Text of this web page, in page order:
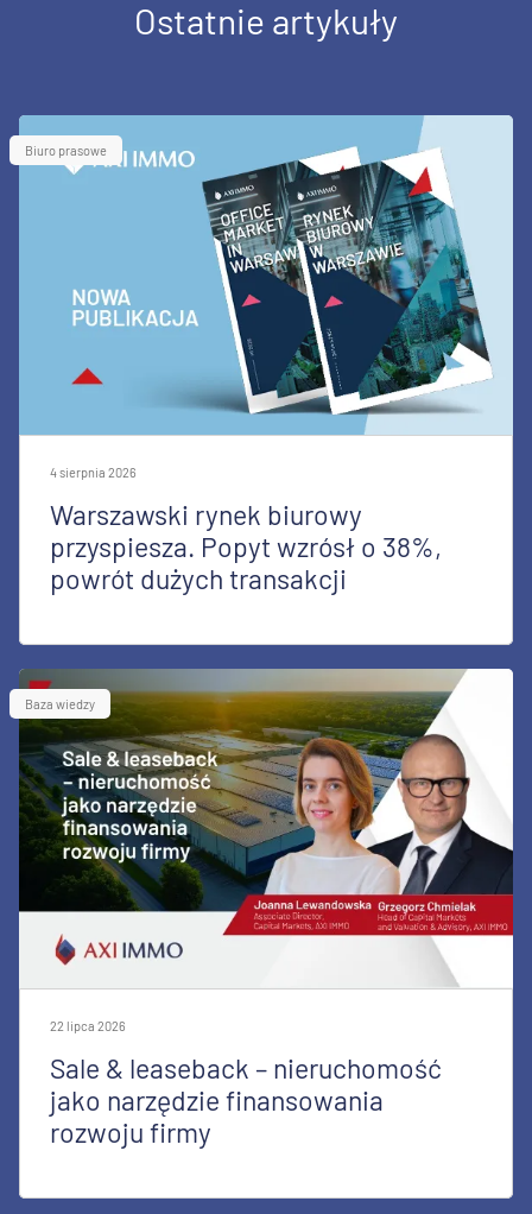
Ostatnie artykuły
Biuro prasowe
4 sierpnia 2026
Warszawski rynek biurowy
przyspiesza. Popyt wzrósł o 38%,
powrót dużych transakcji
Baza wiedzy
22 lipca 2026
Sale & leaseback – nieruchomość
jako narzędzie finansowania
rozwoju firmy